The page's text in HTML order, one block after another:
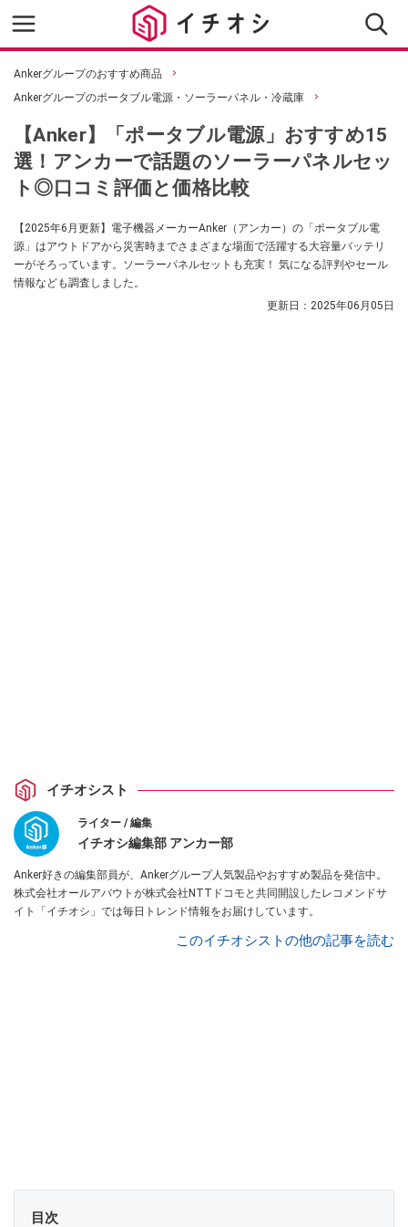
Ankerグループのおすすめ商品
Ankerグループのポータブル電源・ソーラーパネル・冷蔵庫
【Anker】「ポータブル電源」おすすめ15
選！アンカーで話題のソーラーパネルセッ
ト◎口コミ評価と価格比較
【2025年6月更新】電子機器メーカーAnker（アンカー）の「ポータブル電
源」はアウトドアから災害時までさまざまな場面で活躍する大容量バッテリ
ーがそろっています。ソーラーパネルセットも充実！ 気になる評判やセール
情報なども調査しました。
更新日： 2025年06月05日
イチオシスト
ライター / 編集
イチオシ編集部 アンカー部
Anker好きの編集部員が、Ankerグループ人気製品やおすすめ製品を発信中。
株式会社オールアバウトが株式会社NTTドコモと共同開設したレコメンドサ
イト「イチオシ」では毎日トレンド情報をお届けしています。
このイチオシストの他の記事を読む
目次